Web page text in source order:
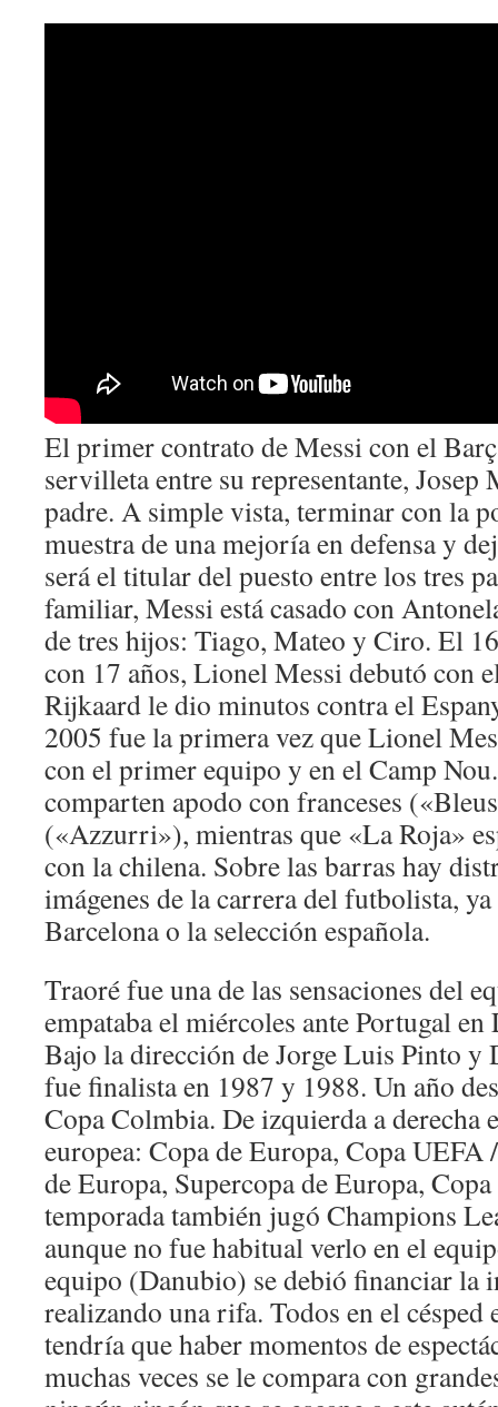
El primer contrato de Messi con el
servilleta entre su representante,
padre. A simple vista, terminar con la
muestra de una mejoría en defensa y
será el titular del puesto entre los tres
familiar, Messi está casado con
de tres hijos: Tiago, Mateo y Ciro. El
con 17 años, Lionel Messi debutó con
Rijkaard le dio minutos contra el
2005 fue la primera vez que Lionel
con el primer equipo y en el Camp
comparten apodo con franceses
(«Azzurri»), mientras que «La Roja»
con la chilena. Sobre las barras hay
imágenes de la carrera del futbolista,
Barcelona o la selección española.
Traoré fue una de las sensaciones del
empataba el miércoles ante Portugal
Bajo la dirección de Jorge Luis Pinto y
fue finalista en 1987 y 1988. Un año
Copa Colmbia. De izquierda a derecha
europea: Copa de Europa, Copa UEFA
de Europa, Supercopa de Europa,
temporada también jugó Champions
aunque no fue habitual verlo en el
equipo (Danubio) se debió financiar la
realizando una rifa. Todos en el césped
tendría que haber momentos de
muchas veces se le compara con